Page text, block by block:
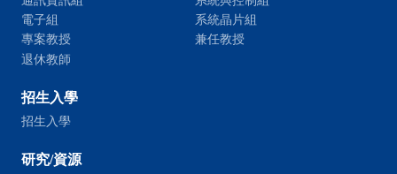
電子組
系統晶片組
專案教授
兼任教授
退休教師
招生入學
招生入學
研究/資源